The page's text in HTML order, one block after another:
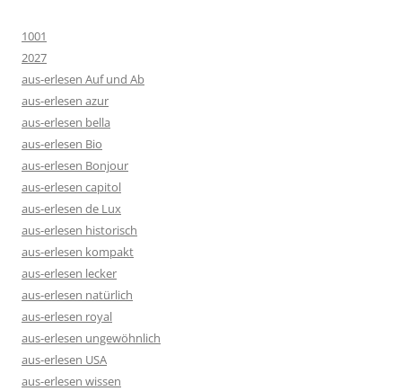
1001
2027
aus-erlesen Auf und Ab
aus-erlesen azur
aus-erlesen bella
aus-erlesen Bio
aus-erlesen Bonjour
aus-erlesen capitol
aus-erlesen de Lux
aus-erlesen historisch
aus-erlesen kompakt
aus-erlesen lecker
aus-erlesen natürlich
aus-erlesen royal
aus-erlesen ungewöhnlich
aus-erlesen USA
aus-erlesen wissen